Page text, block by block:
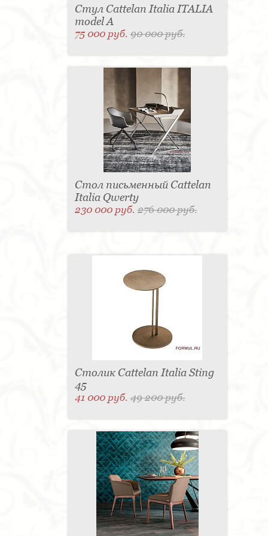
Стул Cattelan Italia ITALIA
model A
75 000 руб.90 000 руб.
Стол письменный Cattelan
Italia Qwerty
230 000 руб.276 000 руб.
Столик Cattelan Italia Sting
45
41 000 руб.49 200 руб.